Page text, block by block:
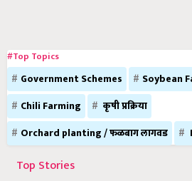
#Top Topics
Government Schemes Soybean
Chili Farming
कृषी प्रक्रिया
Orchard planting / फळबाग लागवड
Top Stories